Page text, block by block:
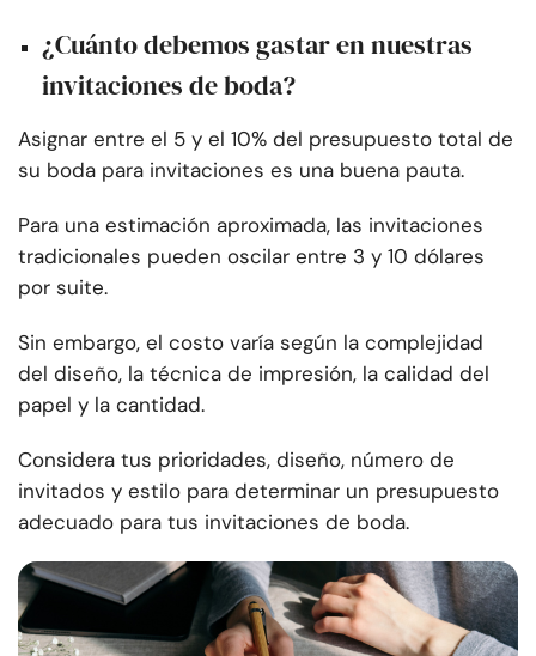
¿Cuánto debemos gastar en nuestras
invitaciones de boda?
Asignar entre el 5 y el 10% del presupuesto total de
su boda para invitaciones es una buena pauta.
Para una estimación aproximada, las invitaciones
tradicionales pueden oscilar entre 3 y 10 dólares
por suite.
Sin embargo, el costo varía según la complejidad
del diseño, la técnica de impresión, la calidad del
papel y la cantidad.
Considera tus prioridades, diseño, número de
invitados y estilo para determinar un presupuesto
adecuado para tus invitaciones de boda.